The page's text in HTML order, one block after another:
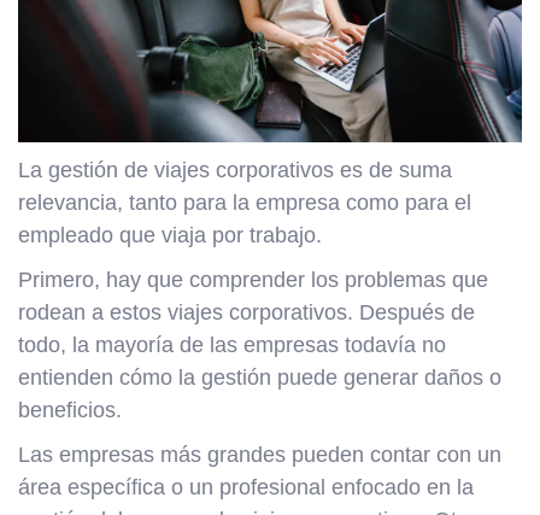
La gestión de viajes corporativos es de suma
relevancia, tanto para la empresa como para el
empleado que viaja por trabajo.
Primero, hay que comprender los problemas que
rodean a estos viajes corporativos. Después de
todo, la mayoría de las empresas todavía no
entienden cómo la gestión puede generar daños o
beneficios.
Las empresas más grandes pueden contar con un
área específica o un profesional enfocado en la